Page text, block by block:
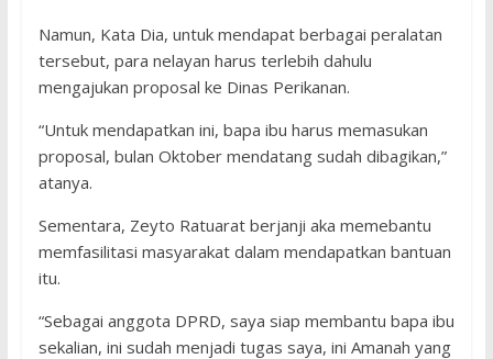
Namun, Kata Dia, untuk mendapat berbagai peralatan
tersebut, para nelayan harus terlebih dahulu
mengajukan proposal ke Dinas Perikanan.
“Untuk mendapatkan ini, bapa ibu harus memasukan
proposal, bulan Oktober mendatang sudah dibagikan,”
atanya.
Sementara, Zeyto Ratuarat berjanji aka memebantu
memfasilitasi masyarakat dalam mendapatkan bantuan
itu.
“Sebagai anggota DPRD, saya siap membantu bapa ibu
sekalian, ini sudah menjadi tugas saya, ini Amanah yang